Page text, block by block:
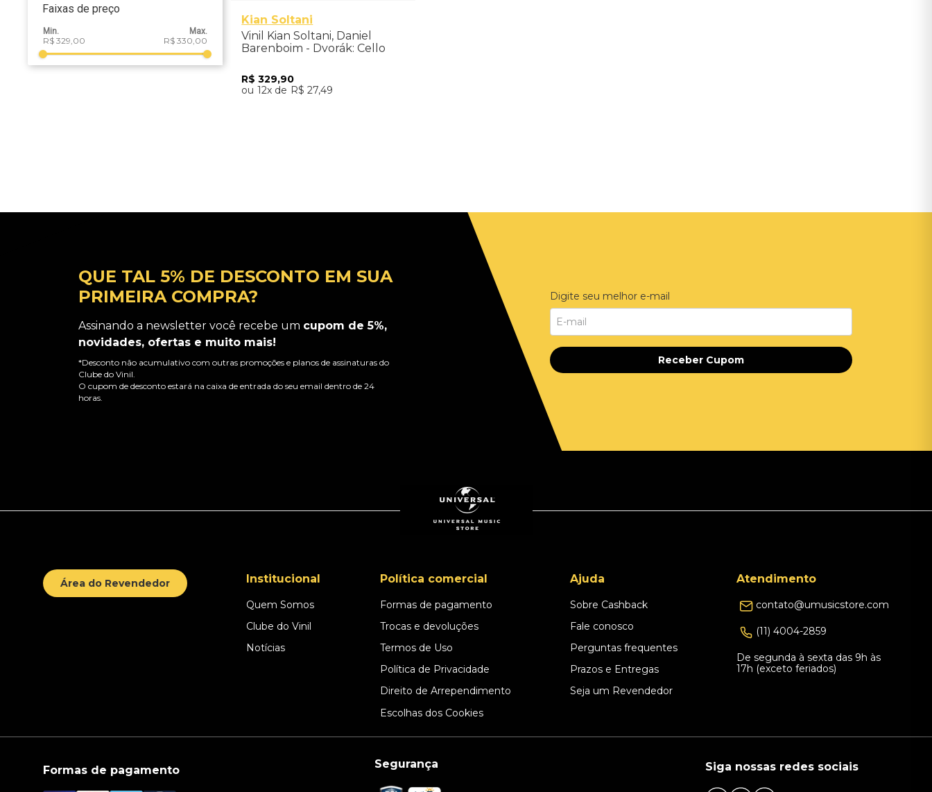
Faixas de preço
R$ 329,00 R$ 330,00
Kian Soltani
Vinil Kian Soltani, Daniel
Barenboim - Dvorák: Cello
R$ 329,90
12
R$ 27,49
QUE TAL 5% DE DESCONTO EM SUA
PRIMEIRA COMPRA?
Assinando a newsletter você recebe um cupom de 5%,
novidades, ofertas e muito mais!
*Desconto não acumulativo com outras promoções e planos de assinaturas do
Clube do Vinil.
O cupom de desconto estará na caixa de entrada do seu email dentro de 24
horas.
Digite seu melhor e-mail
Receber Cupom
Área do Revendedor Institucional
Quem Somos
Clube do Vinil
Notícias
Política comercial
Formas de pagamento
Trocas e devoluções
Termos de Uso
Política de Privacidade
Direito de Arrependimento
Escolhas dos Cookies
Ajuda
Sobre Cashback
Fale conosco
Perguntas frequentes
Prazos e Entregas
Seja um Revendedor
Atendimento
contato@umusicstore.com
(11) 4004-2859
De segunda à sexta das 9h às
17h (exceto feriados)
Formas de pagamento Segurança Siga nossas redes sociais